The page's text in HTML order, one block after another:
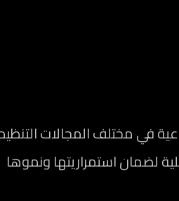
مختلف المجالات
لضمان استمراريتها ونموها